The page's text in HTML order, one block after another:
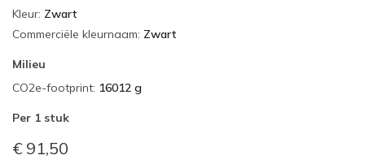
Kleur: Zwart
Commerciële kleurnaam: Zwart
Milieu
CO2e-footprint: 16012 g
Per 1 stuk
€ 91,50